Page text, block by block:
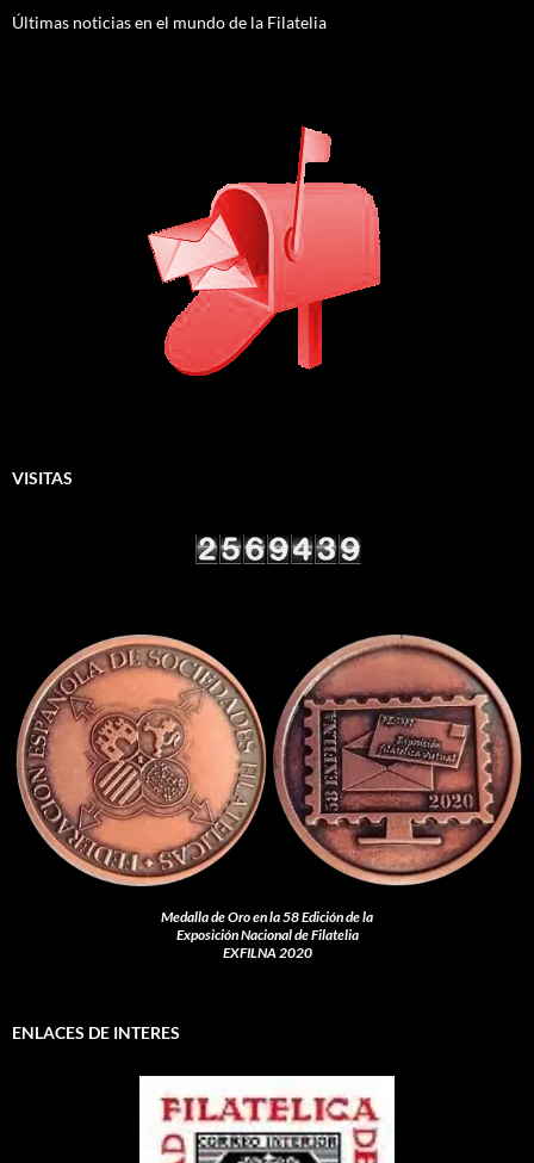
Últimas noticias en el mundo de la Filatelia
VISITAS
Medalla de Oro en la 58 Edición de la
Exposición Nacional de Filatelia
EXFILNA 2020
ENLACES DE INTERES